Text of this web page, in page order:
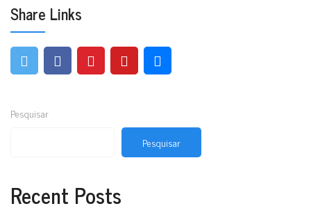
Share Links
Pesquisar
Pesquisar
Recent Posts